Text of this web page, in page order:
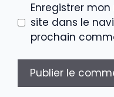
Enregistrer
site dans le
prochain